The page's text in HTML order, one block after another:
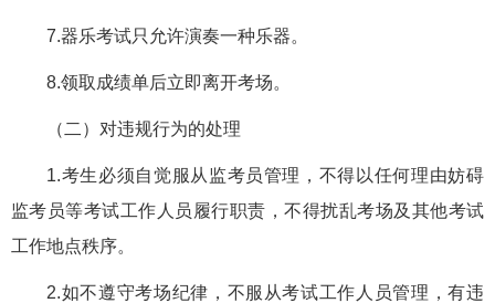
7.器乐考试只允许演奏一种乐器。
8.领取成绩单后立即离开考场。
（二）对违规行为的处理
1.考生必须自觉服从监考员管理，不得以任何理由妨碍
监考员等考试工作人员履行职责，不得扰乱考场及其他考试
工作地点秩序。
2.如不遵守考场纪律，不服从考试工作人员管理，有违